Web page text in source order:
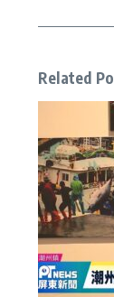
Related